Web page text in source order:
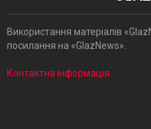
Використання матеріалів
посилання на «GlazNews».
Контактна інформація